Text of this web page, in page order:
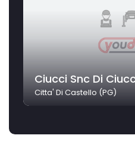
Ciucci Snc Di
Citta' Di Castello (PG)